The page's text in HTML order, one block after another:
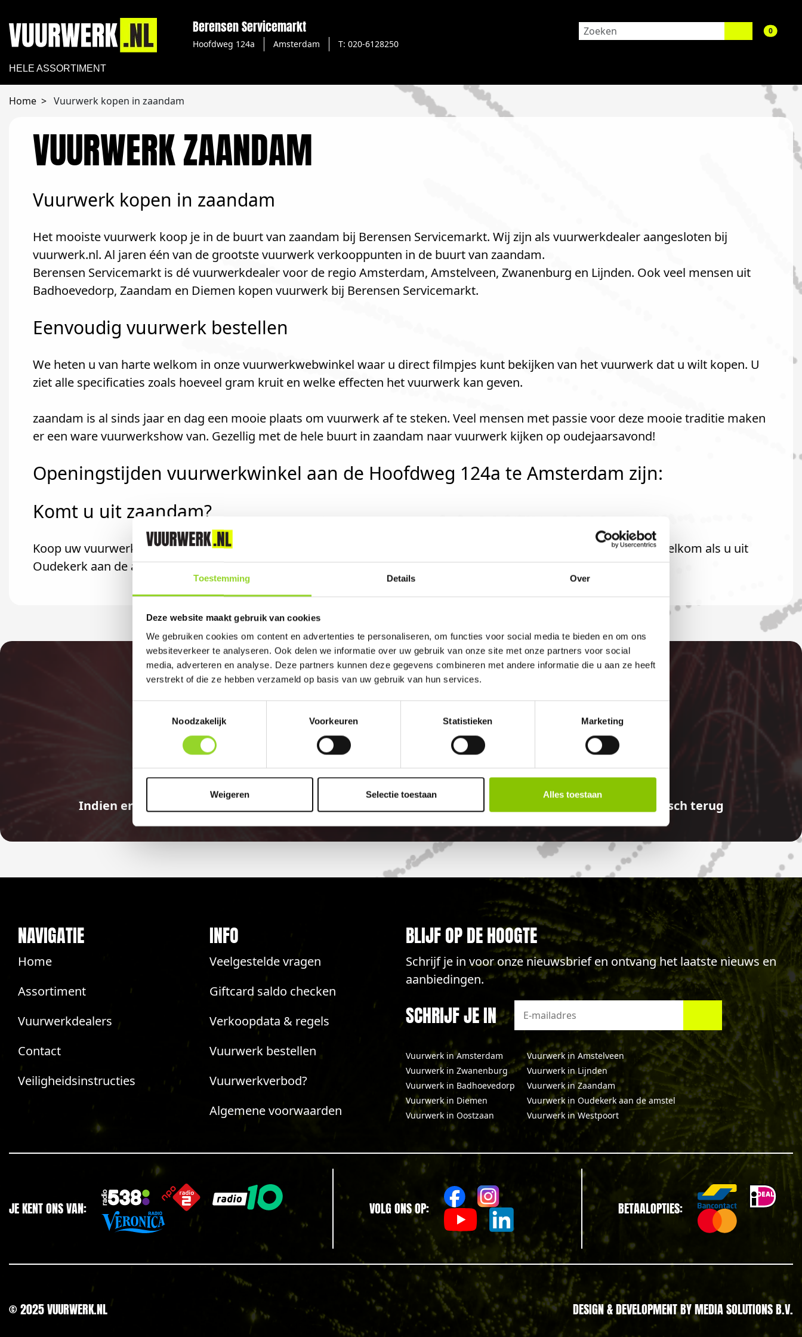
Toestemming Details Over
Deze website maakt gebruik van cookies
We gebruiken cookies om content en advertenties te personaliseren, om functies voor social media te bieden en om ons
websiteverkeer te analyseren. Ook delen we informatie over uw gebruik van onze site met onze partners voor social
media, adverteren en analyse. Deze partners kunnen deze gegevens combineren met andere informatie die u aan ze heeft
verstrekt of die ze hebben verzameld op basis van uw gebruik van hun services.
Noodzakelijk
Voorkeuren Statistieken Marketing
Weigeren Selectie toestaan Alles toestaan
Berensen Servicemarkt
Hoofdweg 124a Amsterdam T: 020-6128250
0aantal
HELE ASSORTIMENT
Home Vuurwerk kopen in zaandam
VUURWERK ZAANDAM
Vuurwerk kopen in zaandam
Het mooiste vuurwerk koop je in de buurt van zaandam bij Berensen Servicemarkt. Wij zijn als vuurwerkdealer aangesloten bij
vuurwerk.nl. Al jaren één van de grootste vuurwerk verkooppunten in de buurt van zaandam.
Berensen Servicemarkt is dé vuurwerkdealer voor de regio Amsterdam, Amstelveen, Zwanenburg en Lijnden. Ook veel mensen uit
Badhoevedorp, Zaandam en Diemen kopen vuurwerk bij Berensen Servicemarkt.
Eenvoudig vuurwerk bestellen
We heten u van harte welkom in onze vuurwerkwebwinkel waar u direct filmpjes kunt bekijken van het vuurwerk dat u wilt kopen. U
ziet alle specificaties zoals hoeveel gram kruit en welke effecten het vuurwerk kan geven.
zaandam is al sinds jaar en dag een mooie plaats om vuurwerk af te steken. Veel mensen met passie voor deze mooie traditie maken
er een ware vuurwerkshow van. Gezellig met de hele buurt in zaandam naar vuurwerk kijken op oudejaarsavond!
Openingstijden vuurwerkwinkel aan de Hoofdweg 124a te Amsterdam zijn:
Komt u uit zaandam?
Koop uw vuurwerk dan bij Berensen Servicemarkt in Amsterdam. U bent van harte welkom! U bent uiteraard ook welkom als u uit
Oudekerk aan de amstel, Oostzaan of Westpoort komt.
100%
GELD TERUG GARANTIE
Indien er in 2026 weer een landelijk vuurwerkverbod is, storten wij de betaalde bedragen automatisch terug
NAVIGATIE
Home
Assortiment
Vuurwerkdealers
Contact
Veiligheidsinstructies
INFO
Veelgestelde vragen
Giftcard saldo checken
Verkoopdata & regels
Vuurwerk bestellen
Vuurwerkverbod?
Algemene voorwaarden
BLIJF OP DE HOOGTE
Schrijf je in voor onze nieuwsbrief en ontvang het laatste nieuws en
aanbiedingen.
SCHRIJF JE IN
Vuurwerk in Amsterdam
Vuurwerk in Amstelveen
Vuurwerk in Zwanenburg
Vuurwerk in Lijnden
Vuurwerk in Badhoevedorp
Vuurwerk in Zaandam
Vuurwerk in Diemen
Vuurwerk in Oudekerk aan de amstel
Vuurwerk in Oostzaan
Vuurwerk in Westpoort
JE KENT ONS VAN: VOLG ONS OP: BETAALOPTIES:
© 2025 VUURWERK.NL DESIGN & DEVELOPMENT BYMEDIA SOLUTIONS B.V.